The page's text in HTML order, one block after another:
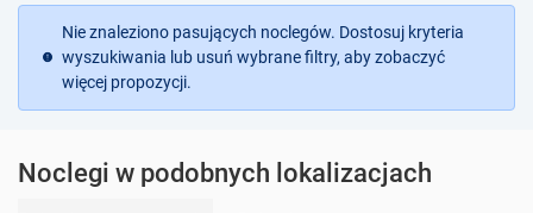
Nie znaleziono pasujących noclegów. Dostosuj kryteria
wyszukiwania lub usuń wybrane filtry, aby zobaczyć
więcej propozycji.
Noclegi w podobnych lokalizacjach